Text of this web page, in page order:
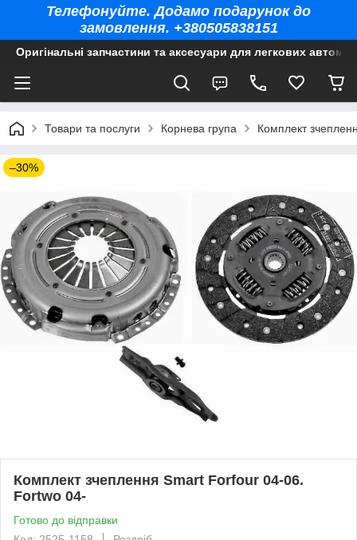
Телефонуйте. Додамо подарунок до
замовлення. +380505838151
Оригінальні запчастини та аксесуари для легкових
Товари та послуги Корнева група Комплект
–30%
Комплект зчеплення Smart Forfour 04-06.
Fortwo 04-
Готово до відправки